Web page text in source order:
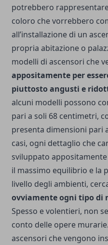
potrebbero
coloro che vorrebbero
all’installazione di un
propria abitazione o
modelli di ascensori che
appositamente per
piuttosto angusti e
alcuni modelli possono
pari a soli 68 centimetri,
presenta dimensioni pari
casi, ogni dettaglio che
sviluppato
il massimo equilibrio e la
livello degli ambienti,
ovviamente ogni tipo di
Spesso e volentieri, non
conto delle opere
ascensori che vengono